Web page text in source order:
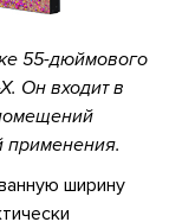
55-дюймового
Он входит в
применения.
ширину